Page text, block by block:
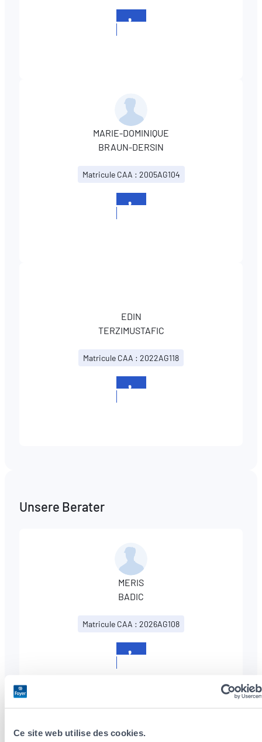
Ce site web utilise des cookies.
MARIE-DOMINIQUE
BRAUN-DERSIN
Matricule CAA : 2005AG104
EDIN
TERZIMUSTAFIC
Matricule CAA : 2022AG118
Unsere Berater
MERIS
BADIC
Matricule CAA : 2026AG108